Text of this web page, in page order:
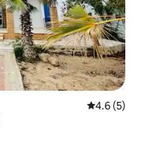
คะแนนเฉลี่
4.6 (5)